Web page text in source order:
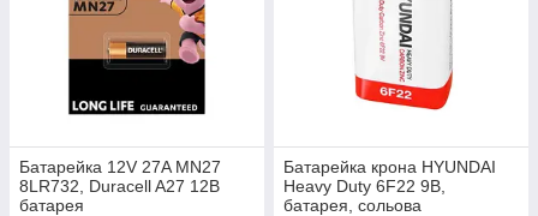
Батарейка 12V 27A MN27
8LR732, Duracell A27 12В
батарея
Батарейка крона HYUNDAI
Heavy Duty 6F22 9В,
батарея, сольова